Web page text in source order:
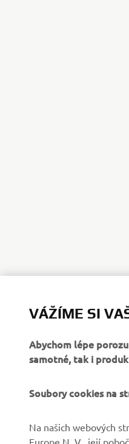
VÁŽÍME SI
Abychom lépe
samotné, tak i
Soubory cookies na
Na našich webových
Europe N. V., její